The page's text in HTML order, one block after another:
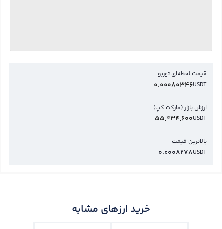
قیمت لحظه‌ای توربو
USDT
0.00080346
ارزش بازار (مارکت کپ)
USDT
55,434,600
بالاترین قیمت
USDT
0.0008278
خرید ارزهای مشابه